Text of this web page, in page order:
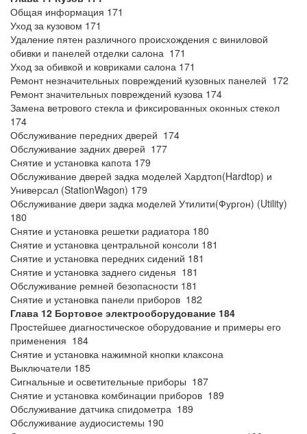
Общая информация 171
Уход за кузовом 171
Удаление пятен различного происхождения с виниловой
обивки и панелей отделки салона 171
Уход за обивкой и ковриками салона 171
Ремонт незначительных повреждений кузовных панелей 172
Ремонт значительных повреждений кузова 174
Замена ветрового стекла и фиксированных оконных стекол
174
Обслуживание передних дверей 174
Обслуживание задних дверей 177
Снятие и установка капота 179
Обслуживание дверей задка моделей Хардтоп(Hardtop) и
Универсал (StationWagon) 179
Обслуживание двери задка моделей Утилити(Фургон) (Utility)
180
Снятие и установка решетки радиатора 180
Снятие и установка центральной консоли 181
Снятие и установка передних сидений 181
Снятие и установка заднего сиденья 181
Обслуживание ремней безопасности 181
Снятие и установка панели приборов 182
Глава 12 Бортовое электрооборудование 184
Простейшее диагностическое оборудование и примеры его
применения 184
Снятие и установка нажимной кнопки клаксона
Выключатели 185
Сигнальные и осветительные приборы 187
Снятие и установка комбинации приборов 189
Обслуживание датчика спидометра 189
Обслуживание аудиосистемы 190